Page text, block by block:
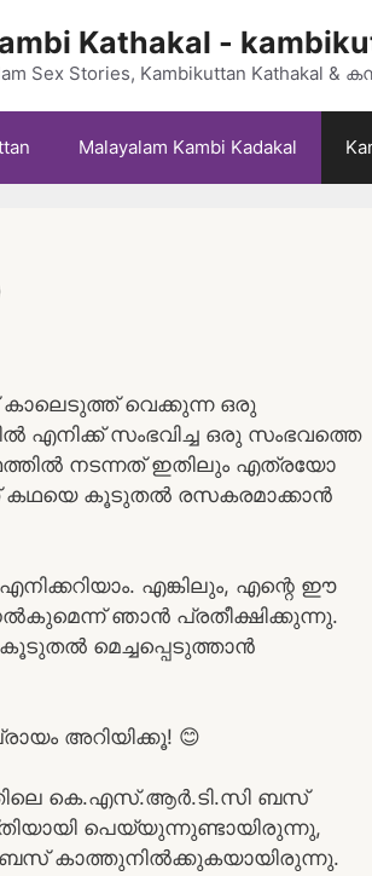
Kathakal -
Sex Stories, Kambikuttan Kathakal &
Malayalam Kambi Kadakal
കാലെടുത്ത് വെക്കുന്ന ഒരു
സംഭവിച്ച ഒരു സംഭവത്തെ
നടന്നത് ഇതിലും എത്രയോ
കഥയെ കൂടുതൽ രസകരമാക്കാൻ
എങ്കിലും, എന്റെ ഈ
ഞാൻ പ്രതീക്ഷിക്കുന്നു.
കൂടുതൽ മെച്ചപ്പെടുത്താൻ
അറിയിക്കൂ! 😊
കെ.എസ്.ആർ.ടി.സി ബസ്
പെയ്യുന്നുണ്ടായിരുന്നു,
കാത്തുനിൽക്കുകയായിരുന്നു.